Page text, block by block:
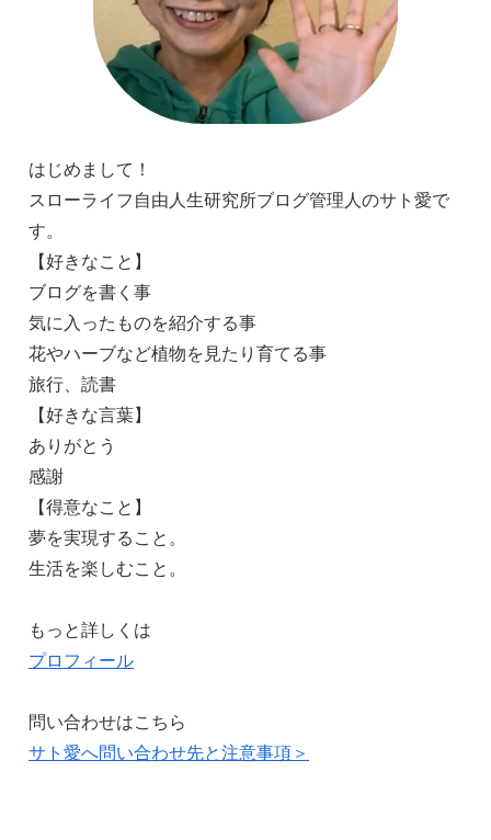
はじめまして！
スローライフ自由人生研究所ブログ管理人のサト愛で
す。
【好きなこと】
ブログを書く事
気に入ったものを紹介する事
花やハーブなど植物を見たり育てる事
旅行、読書
【好きな言葉】
ありがとう
感謝
【得意なこと】
夢を実現すること。
生活を楽しむこと。
もっと詳しくは
プロフィール
問い合わせはこちら
サト愛へ問い合わせ先と注意事項＞